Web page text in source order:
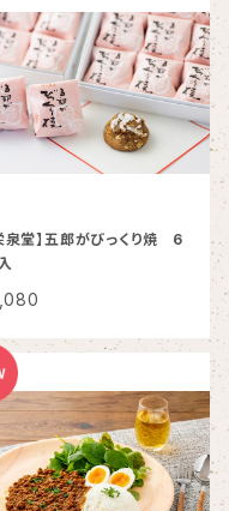
泉堂】五郎がびっくり焼 6